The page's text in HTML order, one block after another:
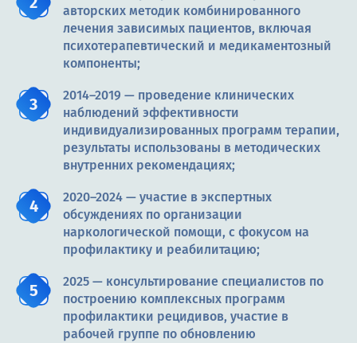
авторских методик комбинированного
лечения зависимых пациентов, включая
психотерапевтический и медикаментозный
компоненты;
2014–2019 — проведение клинических
наблюдений эффективности
индивидуализированных программ терапии,
результаты использованы в методических
внутренних рекомендациях;
2020–2024 — участие в экспертных
обсуждениях по организации
наркологической помощи, с фокусом на
профилактику и реабилитацию;
2025 — консультирование специалистов по
построению комплексных программ
профилактики рецидивов, участие в
рабочей группе по обновлению